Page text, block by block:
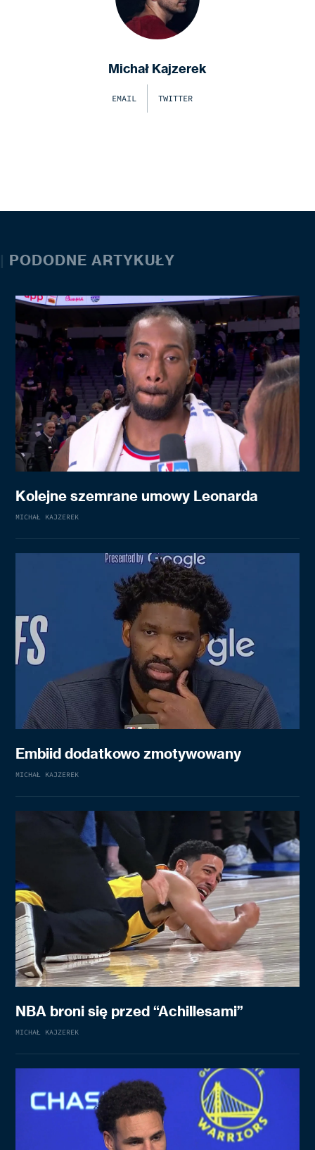
Michał Kajzerek
EMAIL TWITTER
| PODODNE ARTYKUŁY
Kolejne szemrane umowy Leonarda
MICHAŁ KAJZEREK
Embiid dodatkowo zmotywowany
MICHAŁ KAJZEREK
NBA broni się przed “Achillesami”
MICHAŁ KAJZEREK